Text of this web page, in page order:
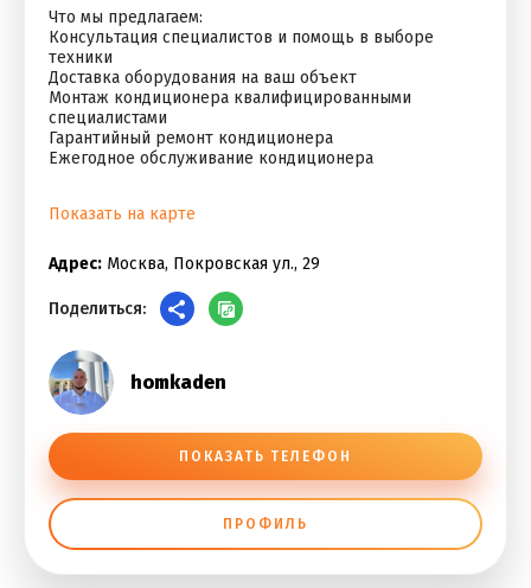
Что мы предлагаем:
Консультация специалистов и помощь в выборе
техники
Доставка оборудования на ваш объект
Монтаж кондиционера квалифицированными
специалистами
Гарантийный ремонт кондиционера
Ежегодное обслуживание кондиционера
Показать на карте
Адрес: Москва, Покровская ул., 29
Поделиться:
homkaden
ПОКАЗАТЬ ТЕЛЕФОН
ПРОФИЛЬ